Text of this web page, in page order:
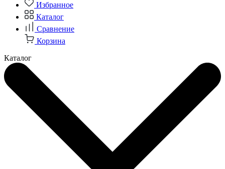
Избранное
Каталог
Сравнение
Корзина
Каталог